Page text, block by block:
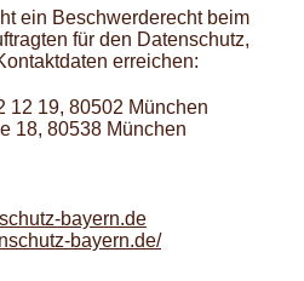
ein Beschwerderecht beim
für den Datenschutz,
erreichen:
12 19, 80502 München
18, 80538 München
bayern.de
bayern.de/